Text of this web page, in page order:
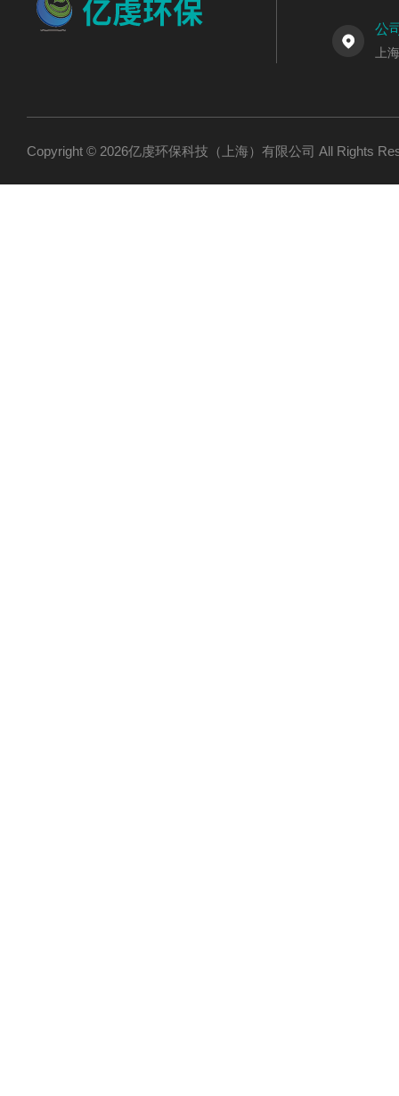
公
上
Copyright © 2026亿虔环保科技（上海）有限公司 All Rights